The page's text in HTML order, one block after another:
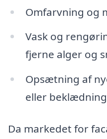
Omfarvning og
Vask og
fjerne alger og
Opsætning af
eller
Da markedet for